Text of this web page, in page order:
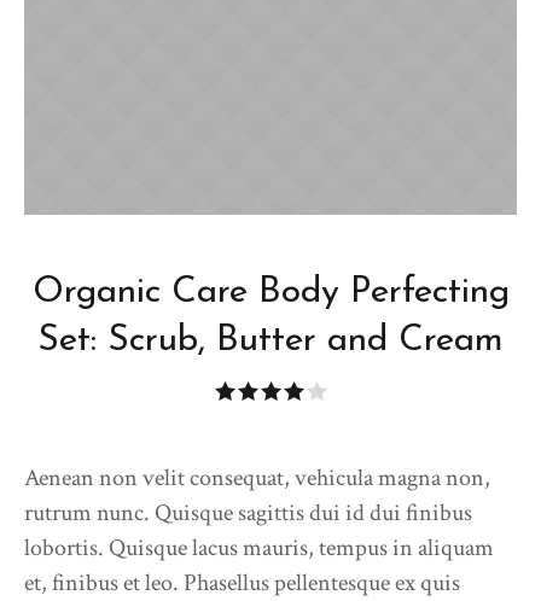
Organic Care Body Perfecting
Set: Scrub, Butter and Cream
Aenean non velit consequat, vehicula magna non,
rutrum nunc. Quisque sagittis dui id dui finibus
lobortis. Quisque lacus mauris, tempus in aliquam
et, finibus et leo. Phasellus pellentesque ex quis